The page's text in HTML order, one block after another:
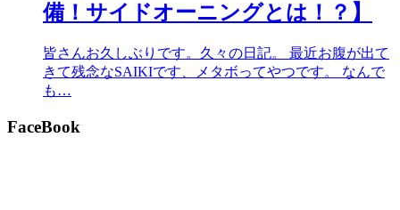
備！サイドオーニングとは！？】
皆さんお久しぶりです。久々の日記。 最近お腹が出て
きて残念なSAIKIです、メタボってやつです。 なんで
も…
FaceBook